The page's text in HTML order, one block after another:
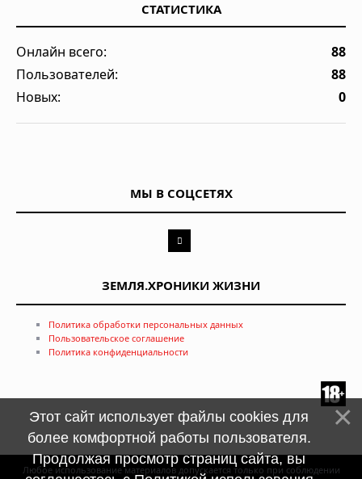
СТАТИСТИКА
Онлайн всего:
88
Пользователей:
88
Новых:
0
МЫ В СОЦСЕТЯХ
ЗЕМЛЯ.ХРОНИКИ ЖИЗНИ
Политика обработки персональных данных
Пользовательское соглашение
Политика конфиденциальности
Любое использование материалов допускается только при соблюдении
Этот сайт использует файлы cookies для
более комфортной работы пользователя.
Продолжая просмотр страниц сайта, вы